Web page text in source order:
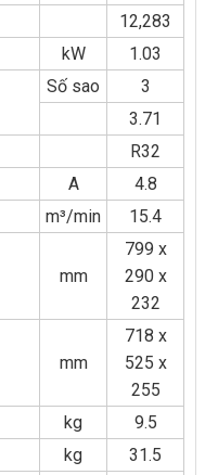
12,283
kW
1.03
Số sao
3
3.71
R32
A
4.8
m³/min 15.4
mm
799 x
290 x
232
mm
718 x
525 x
255
kg
9.5
kg 31.5